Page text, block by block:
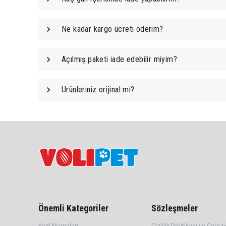
Ne kadar kargo ücreti öderim?
Açılmış paketi iade edebilir miyim?
Ürünleriniz orijinal mi?
Önemli Kategoriler Sözleşmeler